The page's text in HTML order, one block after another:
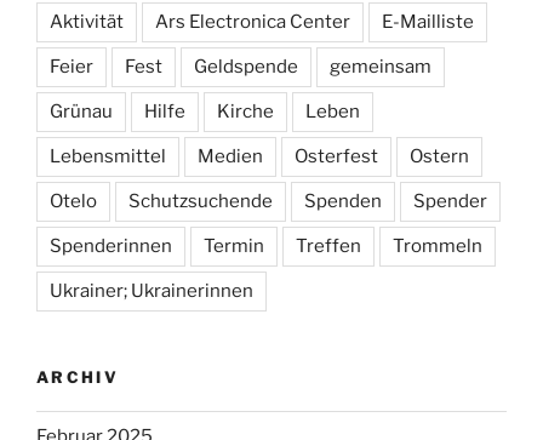
Aktivität Ars Electronica Center E-Mailliste
Feier Fest Geldspende gemeinsam
Grünau Hilfe Kirche Leben
Lebensmittel Medien Osterfest Ostern
Otelo Schutzsuchende Spenden Spender
Spenderinnen Termin Treffen Trommeln
Ukrainer; Ukrainerinnen
ARCHIV